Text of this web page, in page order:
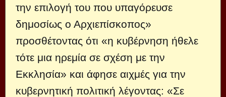
την επιλογή του που υπαγόρευσε
δημοσίως ο Αρχιεπίσκοπος»
προσθέτοντας ότι «η κυβέρνηση ήθελε
τότε μια ηρεμία σε σχέση με την
Εκκλησία» και άφησε αιχμές για την
κυβερνητική πολιτική λέγοντας: «Σε